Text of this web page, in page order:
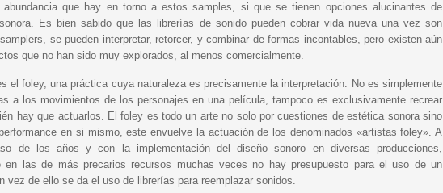
que hay en torno a estos samples, si que se tienen opciones alucinantes de
Es bien sabido que las librerías de sonido pueden cobrar vida nueva una vez son
se pueden interpretar, retorcer, y combinar de formas incontables, pero existen aún
que no han sido muy explorados, al menos comercialmente.
el foley, una práctica cuya naturaleza es precisamente la interpretación. No es simplemente
a los movimientos de los personajes en una película, tampoco es exclusivamente recrear
hay que actuarlos. El foley es todo un arte no solo por cuestiones de estética sonora sino
en si mismo, este envuelve la actuación de los denominados «artistas foley». A
de los años y con la implementación del diseño sonoro en diversas producciones,
en las de más precarios recursos muchas veces no hay presupuesto para el uso de un
vez de ello se da el uso de librerías para reemplazar sonidos.